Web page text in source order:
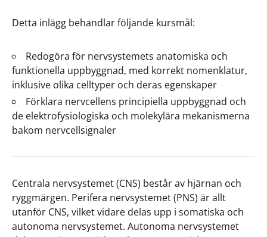
Detta inlägg behandlar följande kursmål:
Redogöra för nervsystemets anatomiska och
funktionella uppbyggnad, med korrekt nomenklatur,
inklusive olika celltyper och deras egenskaper
Förklara nervcellens principiella uppbyggnad och
de elektrofysiologiska och molekylära mekanismerna
bakom nervcellsignaler
Centrala nervsystemet (CNS) består av hjärnan och
ryggmärgen. Perifera nervsystemet (PNS) är allt
utanför CNS, vilket vidare delas upp i somatiska och
autonoma nervsystemet. Autonoma nervsystemet